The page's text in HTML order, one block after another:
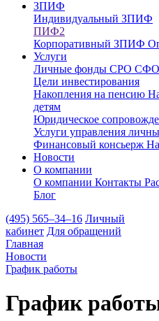
ЗПИФ
Индивидуальный ЗПИФ
ПИФ2
Корпоративный ЗПИФ
Услуги
Личные фонды СРО СФО
Цели инвестирования
Накопления на пенсию
детям
Юридическое
Услуги управления
Финансовый консьерж
Новости
О компании
О компании Контакты
Блог
(495) 565–34–16 Личный
кабинет Для обращений
Главная
Новости
График работы
График